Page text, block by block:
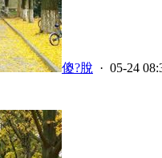
傻?脫 · 05-24